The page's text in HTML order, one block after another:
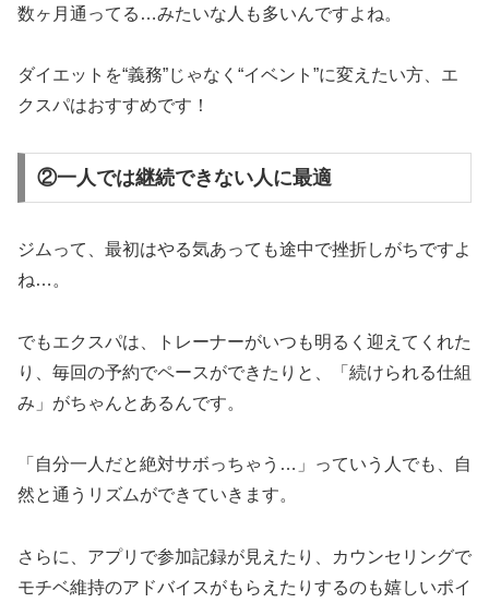
数ヶ月通ってる…みたいな人も多いんですよね。
ダイエットを“義務”じゃなく“イベント”に変えたい方、エ
クスパはおすすめです！
②一人では継続できない人に最適
ジムって、最初はやる気あっても途中で挫折しがちですよ
ね…。
でもエクスパは、トレーナーがいつも明るく迎えてくれた
り、毎回の予約でペースができたりと、「続けられる仕組
み」がちゃんとあるんです。
「自分一人だと絶対サボっちゃう…」っていう人でも、自
然と通うリズムができていきます。
さらに、アプリで参加記録が見えたり、カウンセリングで
モチベ維持のアドバイスがもらえたりするのも嬉しいポイ